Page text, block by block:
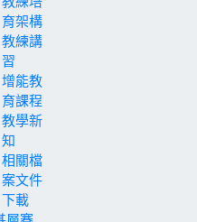
育架構
教練講
習
增能教
育課程
教學新
知
相關檔
案文件
下載